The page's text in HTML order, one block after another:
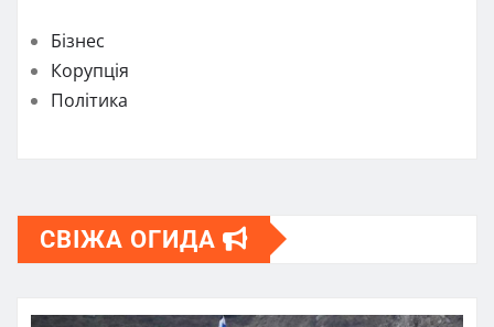
Бізнес
Корупція
Політика
СВІЖА ОГИДА